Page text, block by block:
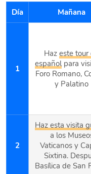
Día Mañana
1
Hazeste tour
españolpara
Foro Romano,
y Palatino
2
Haz esta visita
a los
Vaticanos y
Sixtina.
Basílica de San